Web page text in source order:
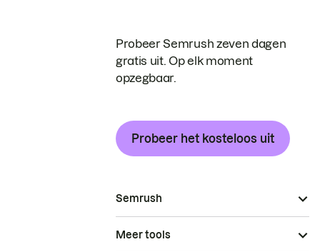
Probeer Semrush zeven dagen
gratis uit. Op elk moment
opzegbaar.
Probeer het kosteloos uit
Semrush
Meer tools